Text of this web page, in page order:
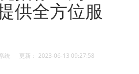
供全方位服
系统 更新： 2023-06-13 09:27:58